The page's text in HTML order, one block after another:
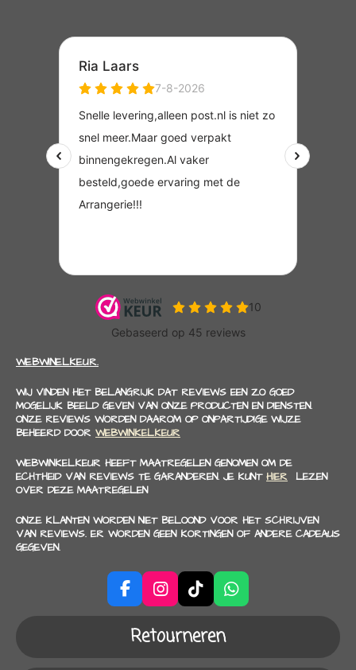
WEBWINELKEUR.
WIJ VINDEN HET BELANGRIJK DAT REVIEWS EEN ZO GOED
MOGELIJK BEELD GEVEN VAN ONZE PRODUCTEN EN DIENSTEN.
ONZE REVIEWS WORDEN DAAROM OP ONPARTIJDIGE WIJZE
BEHEERD DOOR WEBWINKELKEUR
WEBWINKELKEUR HEEFT MAATREGELEN GENOMEN OM DE
ECHTHEID VAN REVIEWS TE GARANDEREN. JE KUNT HIER LEZEN
OVER DEZE MAATREGELEN
ONZE KLANTEN WORDEN NIET BELOOND VOOR HET SCHRIJVEN
VAN REVIEWS. ER WORDEN GEEN KORTINGEN OF ANDERE CADEAUS
GEGEVEN.
F
a
b
I
n
s
t
a
T
i
k
T
o
W
h
s
Retourneren